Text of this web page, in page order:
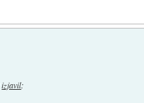
izjavil: